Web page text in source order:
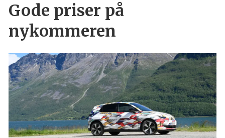
Gode priser på
nykommeren